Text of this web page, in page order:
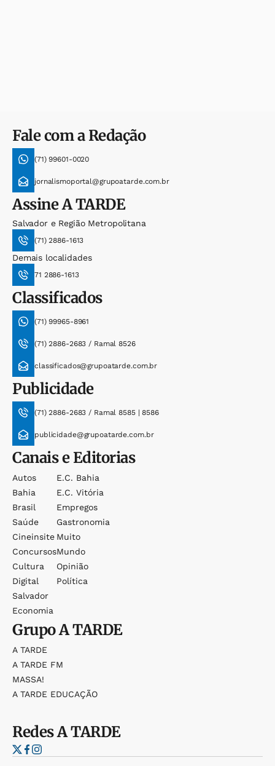
Fale com a Redação
(71) 99601-0020
jornalismoportal@grupoatarde.com.br
AssineA TARDE
Salvador e Região Metropolitana
(71) 2886-1613
Demais localidades
71 2886-1613
Classificados
(71) 99965-8961
(71) 2886-2683 / Ramal 8526
classificados@grupoatarde.com.br
Publicidade
(71) 2886-2683 / Ramal 8585 | 8586
publicidade@grupoatarde.com.br
Canais e Editorias
Autos
Bahia
Brasil
Saúde
Cineinsite
Concursos
Cultura
Digital
Salvador
Economia
E.c. Bahia
E.c. Vitória
Empregos
Gastronomia
Muito
Mundo
Opinião
Política
GrupoA TARDE
A TARDE
A TARDE FM
MASSA!
A TARDE EDUCAÇÃO
RedesA TARDE